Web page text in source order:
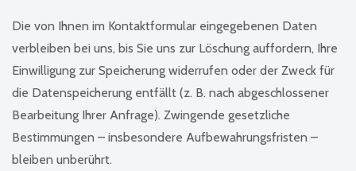
Die von Ihnen im Kontaktformular eingegebenen Daten
verbleiben bei uns, bis Sie uns zur Löschung auffordern, Ihre
Einwilligung zur Speicherung widerrufen oder der Zweck für
die Datenspeicherung entfällt (z. B. nach abgeschlossener
Bearbeitung Ihrer Anfrage). Zwingende gesetzliche
Bestimmungen – insbesondere Aufbewahrungsfristen –
bleiben unberührt.